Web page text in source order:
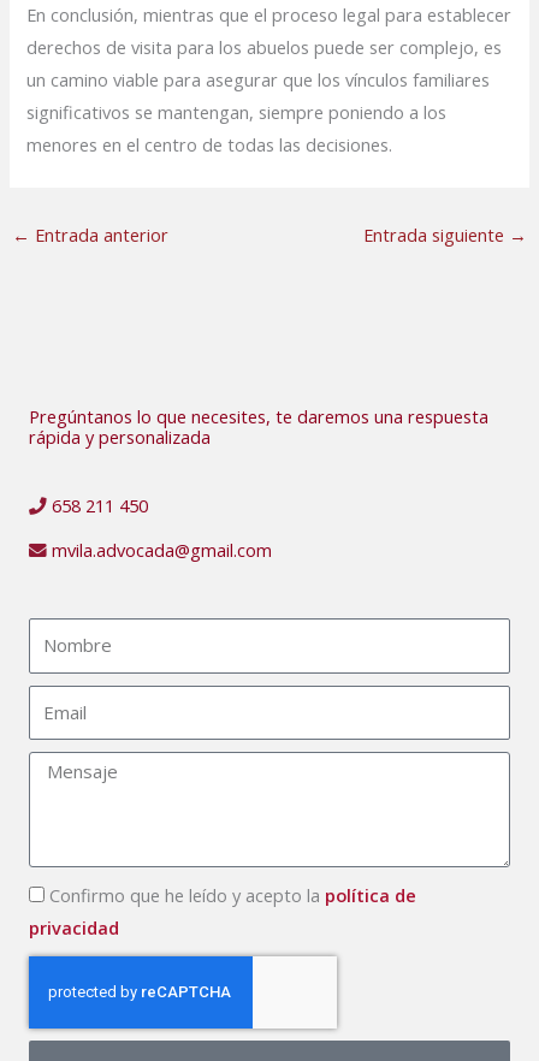
En conclusión, mientras que el proceso legal para establecer
derechos de visita para los abuelos puede ser complejo, es
un camino viable para asegurar que los vínculos familiares
significativos se mantengan, siempre poniendo a los
menores en el centro de todas las decisiones.
← Entrada anterior Entrada siguiente →
Pregúntanos lo que necesites, te daremos una respuesta
rápida y personalizada
658 211 450​
mvila.advocada@gmail.com​
Nombre
Mensaje
Politica
de
privacidad
Confirmo que he leído y acepto la política de
privacidad